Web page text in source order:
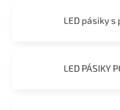
LED pásiky
LED PÁSIKY